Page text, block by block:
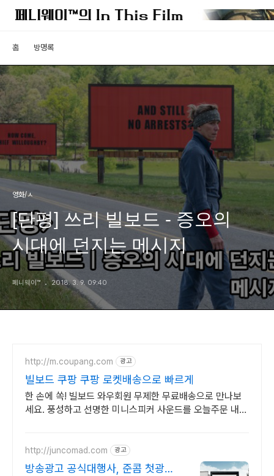
홈 방명록
영화/ㅅ
[단평] 쓰리 빌보드 - 증오의
시대에 던지는 메시지
페니웨이™ 2018. 3. 9. 09:40
http://m.coupang.com 광고
빌보드 쿠팡 쿠팡 로켓배송으로 빠르게
한 손에 쏙! 빌보드 와우회원 무제한 무료배송으로 만나보
세요. 풍성하고 선명한 미니스피커 사운드를 오늘주문 내일
http://juncomad.com 광고
방송광고 공식대행사, 준콤 첫광고